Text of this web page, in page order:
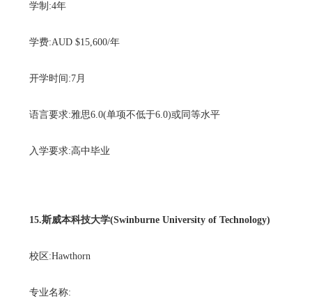
学制:4年
学费:AUD $15,600/年
开学时间:7月
语言要求:雅思6.0(单项不低于6.0)或同等水平
入学要求:高中毕业
15.斯威本科技大学(Swinburne University of Technology)
校区:Hawthorn
专业名称: